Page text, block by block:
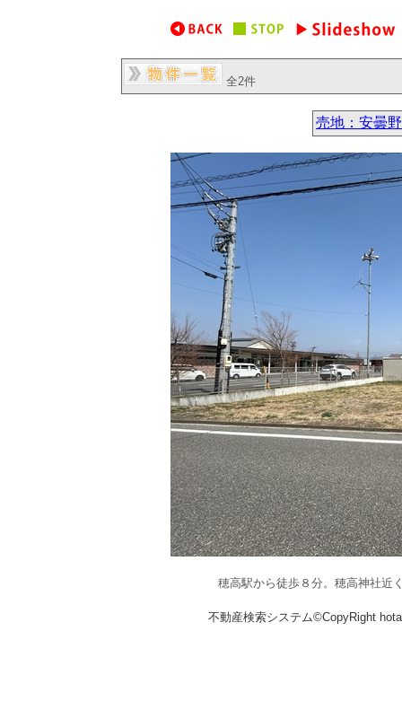
全2件
売地：安曇
穂高駅から徒歩８分。穂高神社近
不動産検索システム©CopyRight